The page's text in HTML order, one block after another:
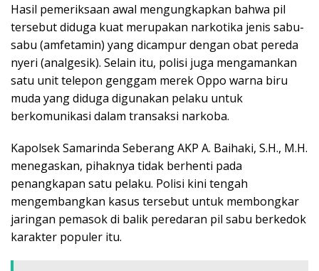
Hasil pemeriksaan awal mengungkapkan bahwa pil
tersebut diduga kuat merupakan narkotika jenis sabu-
sabu (amfetamin) yang dicampur dengan obat pereda
nyeri (analgesik). Selain itu, polisi juga mengamankan
satu unit telepon genggam merek Oppo warna biru
muda yang diduga digunakan pelaku untuk
berkomunikasi dalam transaksi narkoba.
Kapolsek Samarinda Seberang AKP A. Baihaki, S.H., M.H.
menegaskan, pihaknya tidak berhenti pada
penangkapan satu pelaku. Polisi kini tengah
mengembangkan kasus tersebut untuk membongkar
jaringan pemasok di balik peredaran pil sabu berkedok
karakter populer itu.